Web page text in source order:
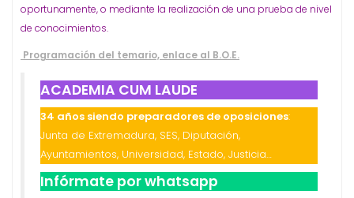
oportunamente, o mediante la realización de una prueba de nivel
de conocimientos.
Programación del temario, enlace al B.O.E.
ACADEMIA CUM LAUDE
34 años siendo preparadores de oposiciones:
Junta de Extremadura, SES, Diputación,
Ayuntamientos, Universidad, Estado, Justicia…
Infórmate por whatsapp